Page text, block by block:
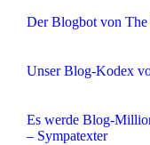
Der Blogbot von The
Unser Blog-Kodex
Es werde Blog-
– Sympatexter